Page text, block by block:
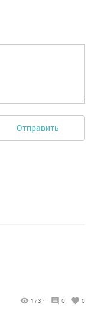
Отправить
1737 0 0